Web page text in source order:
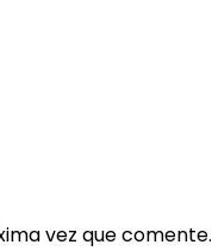
vez que comente.